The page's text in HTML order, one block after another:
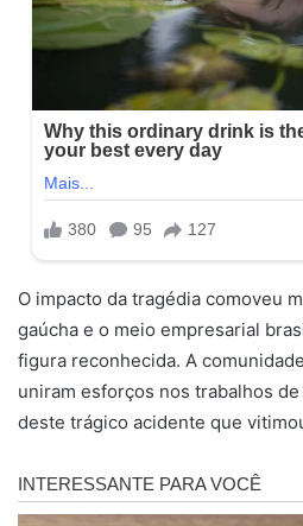
O impacto da tragédia comoveu
gaúcha e o meio empresarial
figura reconhecida. A
uniram esforços nos trabalhos
deste trágico acidente que